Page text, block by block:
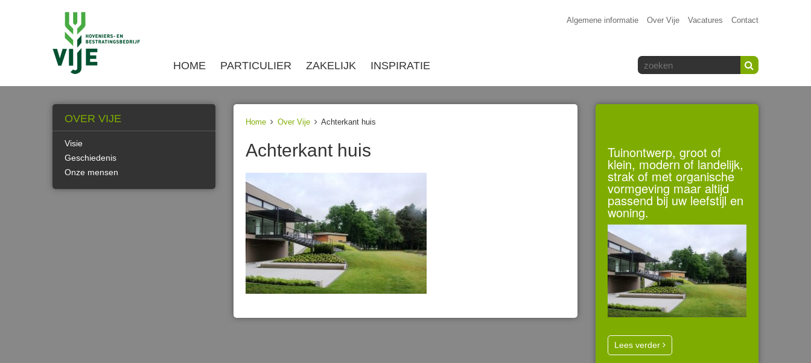
Algemene informatie Over Vije Vacatures Contact
HOME PARTICULIER ZAKELIJK INSPIRATIE
Home Over Vije Achterkant huis
Achterkant huis
OVER VIJE
Visie
Geschiedenis
Onze mensen
Tuinontwerp, groot of
klein, modern of landelijk,
strak of met organische
vormgeving maar altijd
passend bij uw leefstijl en
woning.
Lees verder